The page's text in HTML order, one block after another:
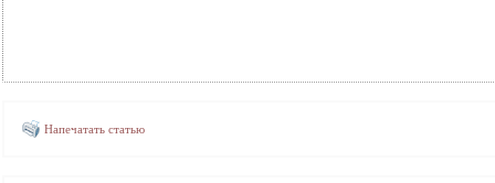
Напечатать статью